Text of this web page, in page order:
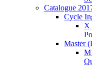
Catalogue
Cycle
X
Master